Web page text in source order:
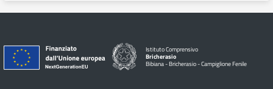
Istituto Comprensivo
Bricherasio
Bibiana - Bricherasio - Campiglione Fenile